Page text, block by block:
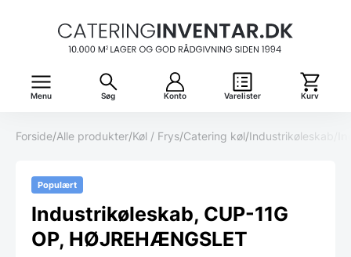
Menu Søg Konto Varelister Kurv
Forside/Alle produkter/Køl / Frys/Catering køl/Industrikøleskab
Populært
Industrikøleskab, CUP-11G
OP, HØJREHÆNGSLET